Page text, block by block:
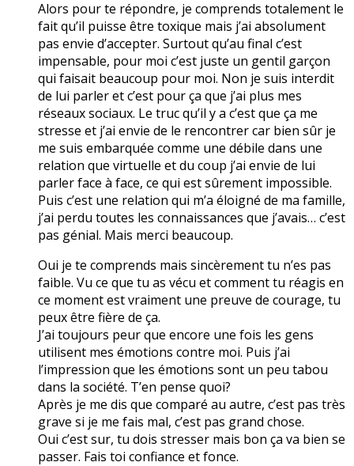
Alors pour te répondre, je comprends totalement le
fait qu’il puisse être toxique mais j’ai absolument
pas envie d’accepter. Surtout qu’au final c’est
impensable, pour moi c’est juste un gentil garçon
qui faisait beaucoup pour moi. Non je suis interdit
de lui parler et c’est pour ça que j’ai plus mes
réseaux sociaux. Le truc qu’il y a c’est que ça me
stresse et j’ai envie de le rencontrer car bien sûr je
me suis embarquée comme une débile dans une
relation que virtuelle et du coup j’ai envie de lui
parler face à face, ce qui est sûrement impossible.
Puis c’est une relation qui m’a éloigné de ma famille,
j’ai perdu toutes les connaissances que j’avais… c’est
pas génial. Mais merci beaucoup.
Oui je te comprends mais sincèrement tu n’es pas
faible. Vu ce que tu as vécu et comment tu réagis en
ce moment est vraiment une preuve de courage, tu
peux être fière de ça.
J’ai toujours peur que encore une fois les gens
utilisent mes émotions contre moi. Puis j’ai
l’impression que les émotions sont un peu tabou
dans la société. T’en pense quoi?
Après je me dis que comparé au autre, c’est pas très
grave si je me fais mal, c’est pas grand chose.
Oui c’est sur, tu dois stresser mais bon ça va bien se
passer. Fais toi confiance et fonce.